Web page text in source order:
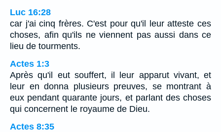
Luc 16:28
car j'ai cinq frères. C'est pour qu'il leur atteste ces
choses, afin qu'ils ne viennent pas aussi dans ce
lieu de tourments.
Actes 1:3
Après qu'il eut souffert, il leur apparut vivant, et
leur en donna plusieurs preuves, se montrant à
eux pendant quarante jours, et parlant des choses
qui concernent le royaume de Dieu.
Actes 8:35